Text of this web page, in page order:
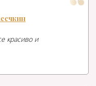
красиво и